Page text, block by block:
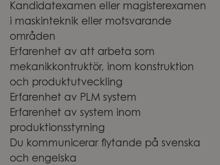
Kandidatexamen eller magisterexamen
i maskinteknik eller motsvarande
områden
Erfarenhet av att arbeta som
mekanikkontruktör, inom konstruktion
och produktutveckling
Erfarenhet av PLM system
Erfarenhet av system inom
produktionsstyrning
Du kommunicerar flytande på svenska
och engelska